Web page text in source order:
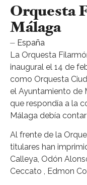
Orquesta
Málaga
⏤ España
La Orquesta
inaugural el 14 de
como Orquesta
el Ayuntamiento de
que respondía a la
Málaga debía
Al frente de la
titulares han
Calleya, Odón
Ceccato , Edmon